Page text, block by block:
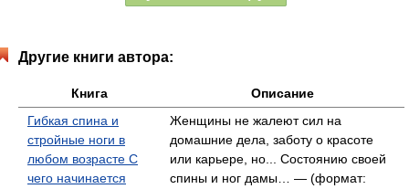
Другие книги автора:
Книга
Описание
Гибкая спина и
стройные ноги в
любом возрасте С
чего начинается
Женщины не жалеют сил на
домашние дела, заботу о красоте
или карьере, но... Состоянию своей
спины и ног дамы… — (формат: